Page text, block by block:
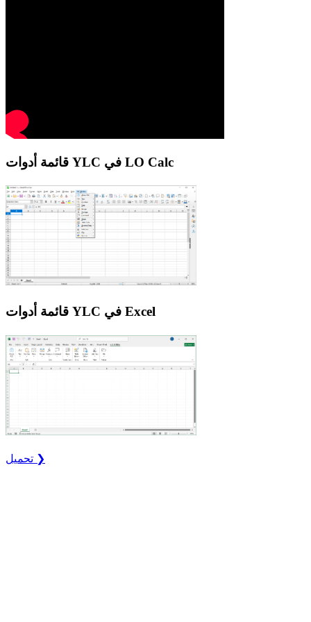
قائمة أدوات YLC في LO Calc
قائمة أدوات YLC في Excel
تحميل ❯